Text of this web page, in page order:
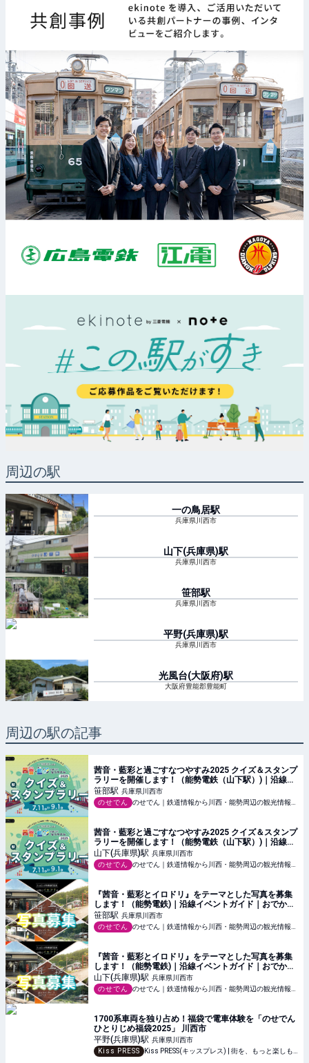
周辺の駅
一の鳥居駅
兵庫県川西市
山下(兵庫県)駅
兵庫県川西市
笹部駅
兵庫県川西市
平野(兵庫県)駅
兵庫県川西市
光風台(大阪府)駅
大阪府豊能郡豊能町
周辺の駅の記事
茜音・藍彩と過ごすなつやすみ2025 クイズ＆スタンプ
ラリーを開催します！（能勢電鉄（山下駅）)｜沿線イ
ベントガイド｜おでかけ・沿線情報｜のせでん【能勢
電鉄】
笹部駅 兵庫県川西市
のせでん
茜音・藍彩と過ごすなつやすみ2025 クイズ＆スタンプ
ラリーを開催します！（能勢電鉄（山下駅）)｜沿線イ
ベントガイド｜おでかけ・沿線情報｜のせでん【能勢
電鉄】
山下(兵庫県)駅 兵庫県川西市
のせでん
『茜音・藍彩とイロドリ』をテーマとした写真を募集
します！（能勢電鉄)｜沿線イベントガイド｜おでか
け・沿線情報｜のせでん【能勢電鉄】
笹部駅 兵庫県川西市
のせでん
『茜音・藍彩とイロドリ』をテーマとした写真を募集
します！（能勢電鉄)｜沿線イベントガイド｜おでか
け・沿線情報｜のせでん【能勢電鉄】
山下(兵庫県)駅 兵庫県川西市
のせでん
1700系車両を独り占め！福袋で電車体験を「のせでん
ひとりじめ福袋2025」 川西市
平野(兵庫県)駅 兵庫県川西市
Kiss PRESS